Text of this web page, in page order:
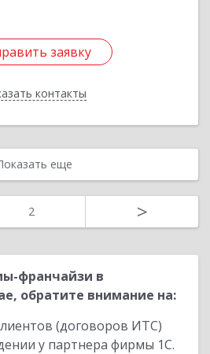
заявку
контакты
заявку
Назад
еще
2 >
франчайзи в
обратите внимание на:
(договоров ИТС)
у партнера фирмы 1С.